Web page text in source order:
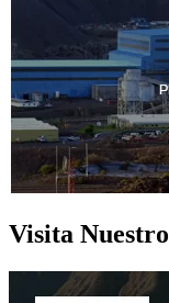
Visita